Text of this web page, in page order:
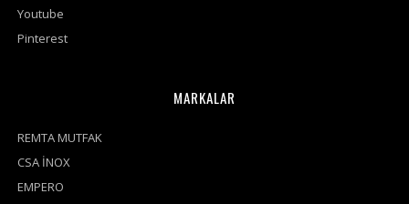
Youtube
Pinterest
MARKALAR
REMTA MUTFAK
CSA İNOX
EMPERO